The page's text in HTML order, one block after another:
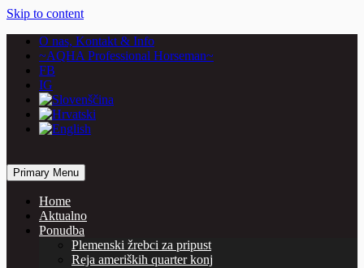
Skip to content
O nas, Kontakt & Info
~AQHA Professional Horseman~
FB
IG
Vašcer Quarter Horses
… horses are our passion
Primary Menu
Home
Aktualno
Ponudba
Plemenski žrebci za pripust
Reja ameriških quarter konj